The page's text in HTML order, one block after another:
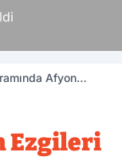
Afyon
Ezgileri